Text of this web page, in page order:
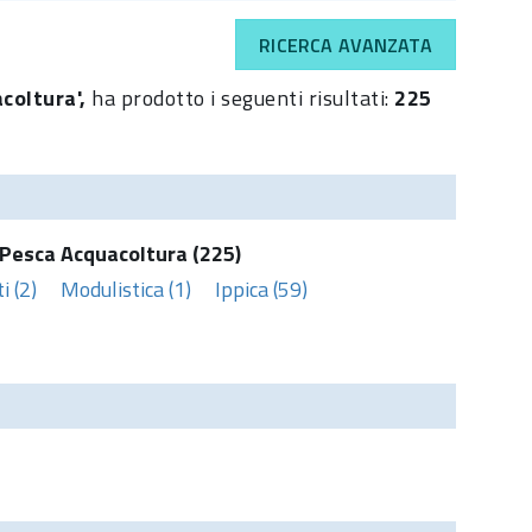
RICERCA AVANZATA
ha prodotto i seguenti risultati: 225
Pesca Acquacoltura (225)
(2) Modulistica (1)
Ippica (59)